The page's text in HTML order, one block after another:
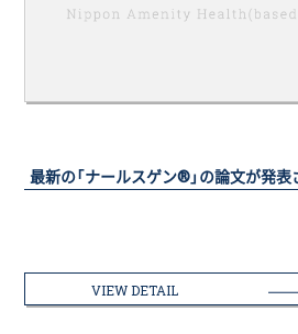
最新の「ナールスゲン®」の論文が発表
VIEW DETAIL